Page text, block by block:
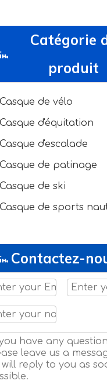
Catégorie
produit
Casque de vélo
Casque d'équitation
Casque d'escalade
Casque de patinage
Casque de ski
Casque de sports
Contactez-